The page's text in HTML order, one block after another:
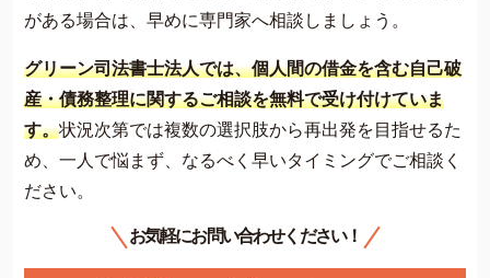
がある場合は、早めに専門家へ相談しましょう。
グリーン司法書士法人では、個人間の借金を含む自己破
産・債務整理に関するご相談を無料で受け付けていま
す。状況次第では複数の選択肢から再出発を目指せるた
め、一人で悩まず、なるべく早いタイミングでご相談く
ださい。
お気軽にお問い合わせください！